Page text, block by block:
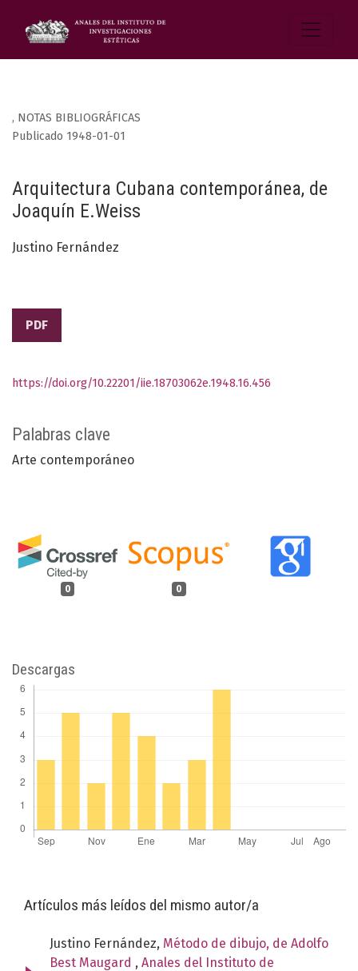
, NOTAS BIBLIOGRÁFICAS
Arquitectura Cubana contemporánea, de
Joaquín E.Weiss
Publicado 1948-01-01
Justino Fernández
PDF
Palabras clave
Arte contemporáneo
0 0
https://doi.org/10.22201/iie.18703062e.1948.16.456
Descargas
Artículos más leídos del mismo autor/a
Justino Fernández, Método de dibujo, de Adolfo
Best Maugard , Anales del Instituto de